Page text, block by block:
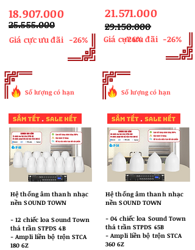
18.907.000
​25.555.000
Giá cực ưu đãi -26%
21.571.000
​29.150.000
Giá cực ưu đãi
-26% -26%
Số lượng có hạn
Hệ thống âm thanh nhạc
nền SOUND TOWN
​- 12 chiếc loa Sound Town
thả trần STPDS 4B
- Ampli liền bộ trộn STCA
180 6Z
Số lượng có hạn
Hệ thống âm thanh nhạc
nền SOUND TOWN
​- 04 chiếc loa Sound Town
thả trần STPDS 65B
- Ampli liền bộ trộn STCA
360 6Z